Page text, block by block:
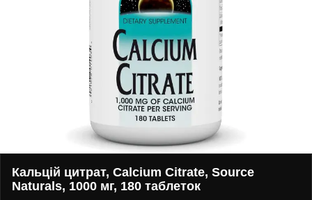
Кальцій цитрат, Calcium Citrate, Source
Naturals, 1000 мг, 180 таблеток